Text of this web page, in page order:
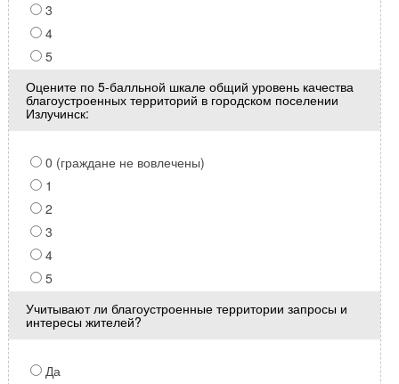
3
4
5
Оцените по 5-балльной шкале общий уровень качества
благоустроенных территорий в городском поселении
Излучинск:
0 (граждане не вовлечены)
1
2
3
4
5
Учитывают ли благоустроенные территории запросы и
интересы жителей?
Да